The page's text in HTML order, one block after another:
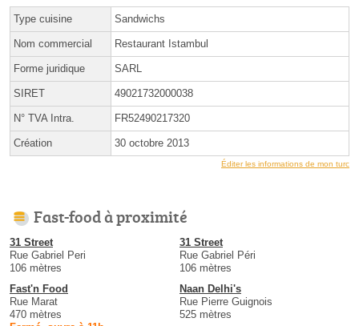
Type cuisine Sandwichs
Nom commercial Restaurant Istambul
Forme juridique SARL
SIRET 49021732000038
N° TVA Intra. FR52490217320
Création 30 octobre 2013
Éditer les informations de mon turc
Fast-food à proximité
31 Street
Rue Gabriel Peri
106 mètres
31 Street
Rue Gabriel Péri
106 mètres
Fast'n Food
Rue Marat
470 mètres
Naan Delhi's
Rue Pierre Guignois
525 mètres